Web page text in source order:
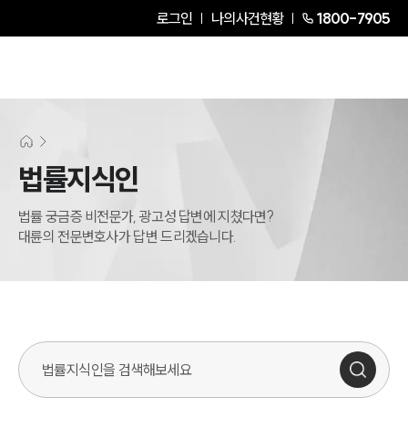
로그인 나의사건현황 1800-7905
법률지식인
법률 궁금증 비전문가, 광고성 답변에 지쳤다면?
대륜의 전문변호사가 답변 드리겠습니다.
법률지식인 검색창